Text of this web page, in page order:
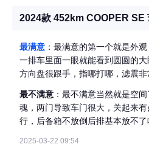
个性，享受科技带来的便捷，同
2024款 452km COOPER SE
最满意 ：最满意的第一个就是外
一排车里面一眼就能看到圆圆的
方向盘很跟手，指哪打哪，滤震
奔驰那种豪华夜店风。mini的中
完全兼容了，就是置物的地方有
这块大圆屏，真的很有设计感 第
电车头也不晕了，声浪和速度以及
最不满意 ：最不满意当然就是空
魂，两门导致车门很大，关起来
行，后备箱不放倒后排基本放不
2025-03-22 09:54